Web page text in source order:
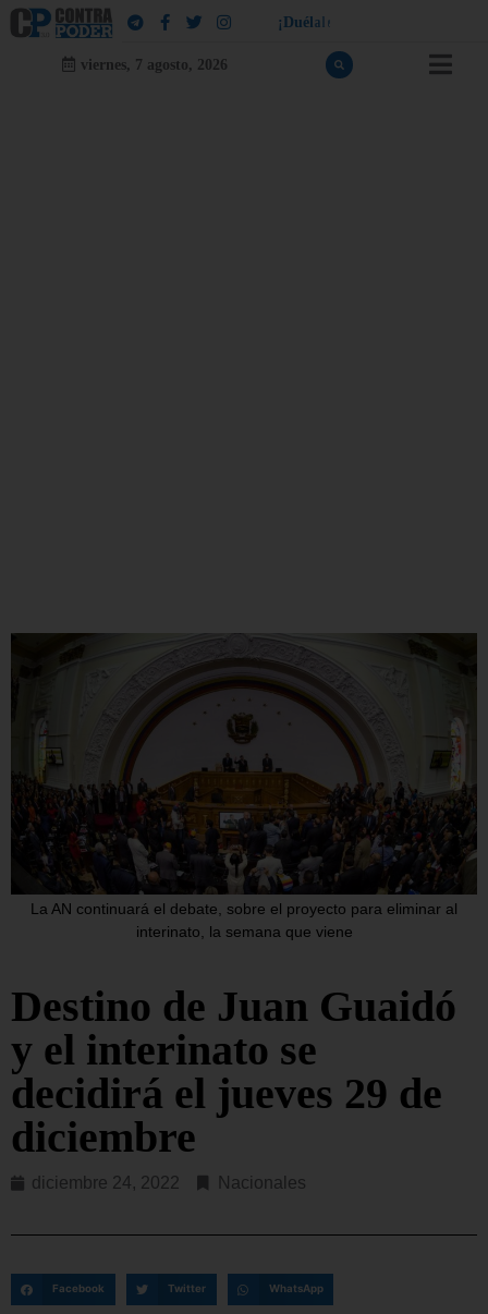
¡ Dué a e
viernes, 7 agosto, 2026
La AN continuará el debate, sobre el proyecto para eliminar al
interinato, la semana que viene
Destino de Juan Guaidó
y el interinato se
decidirá el jueves 29 de
diciembre
diciembre 24, 2022 Nacionales
Facebook Twitter WhatsApp